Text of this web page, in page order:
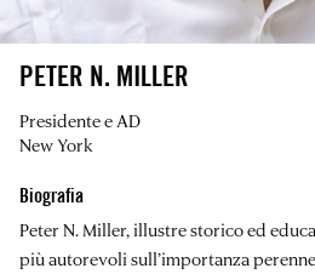
PETER N. MILLER
Presidente e AD
New York
Biografia
Peter N. Miller, illustre storico ed
più autorevoli sull’importanza